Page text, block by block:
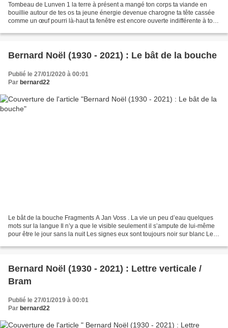
Tombeau de Lunven 1 la terre à présent a mangé ton corps ta viande en
bouillie autour de tes os ta jeune énergie devenue charogne ta tête cassée
comme un œuf pourri là-haut ta fenêtre est encore ouverte indifférente à ton
Bernard Noël (1930 - 2021) : Le bât de la bouche
Publié le 27/01/2020 à 00:01
Par bernard22
Le bât de la bouche Fragments A Jan Voss . La vie un peu d’eau quelques
mots sur la langue Il n’y a que le visible seulement il s’ampute de lui-même
pour être le jour sans la nuit Les signes eux sont toujours noir sur blanc Le
Bernard Noël (1930 - 2021) : Lettre verticale /
Bram
Publié le 27/01/2019 à 00:01
Par bernard22